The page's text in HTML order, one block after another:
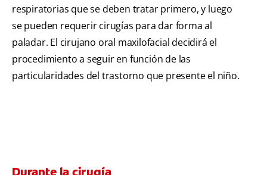
respiratorias que se deben tratar primero, y luego
se pueden requerir cirugías para dar forma al
paladar. El cirujano oral maxilofacial decidirá el
procedimiento a seguir en función de las
particularidades del trastorno que presente el niño.